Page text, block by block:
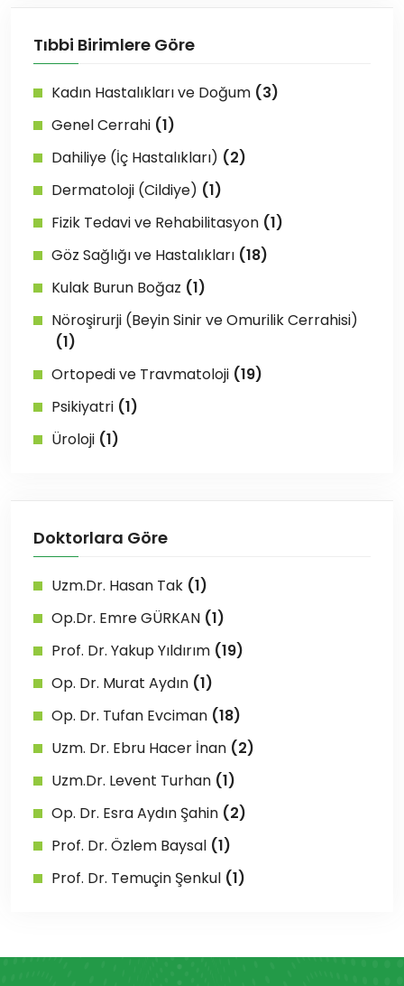
Tıbbi Birimlere Göre
Kadın Hastalıkları ve Doğum (3)
Genel Cerrahi (1)
Dahiliye (İç Hastalıkları) (2)
Dermatoloji (Cildiye) (1)
Fizik Tedavi ve Rehabilitasyon (1)
Göz Sağlığı ve Hastalıkları (18)
Kulak Burun Boğaz (1)
Nöroşirurji (Beyin Sinir ve Omurilik Cerrahisi)
(1)
Ortopedi ve Travmatoloji (19)
Psikiyatri (1)
Üroloji (1)
Doktorlara Göre
Uzm.Dr. Hasan Tak (1)
Op.Dr. Emre GÜRKAN (1)
Prof. Dr. Yakup Yıldırım (19)
Op. Dr. Murat Aydın (1)
Op. Dr. Tufan Evciman (18)
Uzm. Dr. Ebru Hacer İnan (2)
Uzm.Dr. Levent Turhan (1)
Op. Dr. Esra Aydın Şahin (2)
Prof. Dr. Özlem Baysal (1)
Prof. Dr. Temuçin Şenkul (1)